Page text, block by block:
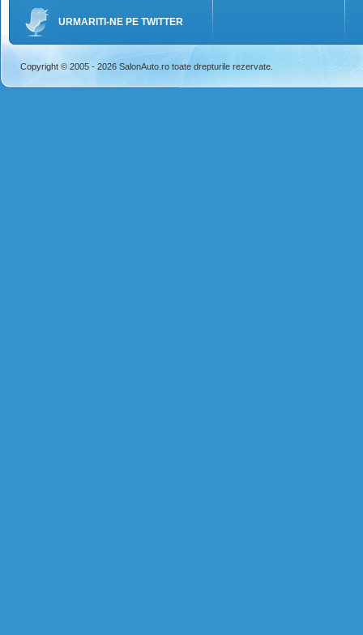
URMARITI-NE PE TWITTER
Copyright © 2005 - 2026 SalonAuto.ro toate drepturile rezervate.